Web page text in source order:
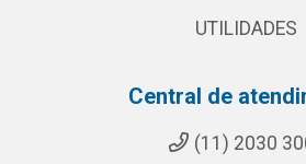
UTILIDADES
Central de
(11) 2030